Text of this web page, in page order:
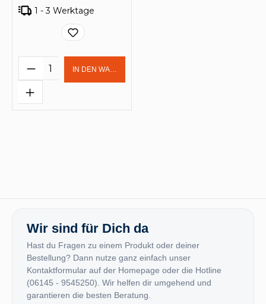
1 - 3 Werktage
Produkt Anzahl: Gib den
IN DEN WARENKORB
Wir sind für Dich da
Hast du Fragen zu einem Produkt oder deiner
Bestellung? Dann nutze ganz einfach unser
Kontaktformular auf der Homepage oder die Hotline
(06145 - 9545250). Wir helfen dir umgehend und
garantieren die besten Beratung.